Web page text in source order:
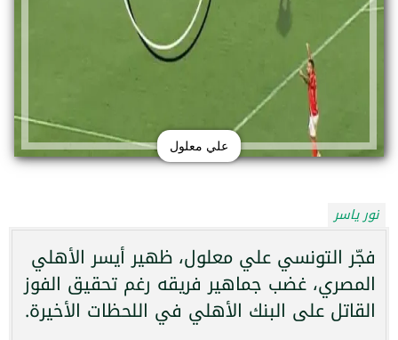
علي معلول
نور ياسر
فجّر التونسي علي معلول، ظهير أيسر الأهلي
المصري، غضب جماهير فريقه رغم تحقيق الفوز
القاتل على البنك الأهلي في اللحظات الأخيرة.